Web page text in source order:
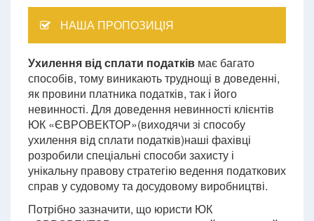
НАША ПРОПОЗИЦІЯ
Ухилення від сплати податків має багато
способів, тому виникають труднощі в доведенні,
як провини платника податків, так і його
невинності. Для доведення невинності клієнтів
ЮК «ЄВРОВЕКТОР»(виходячи зі способу
ухилення від сплати податків)наші фахівці
розробили спеціальні способи захисту і
унікальну правову стратегію ведення податкових
справ у судовому та досудовому виробництві.
Потрібно зазначити, що юристи ЮК